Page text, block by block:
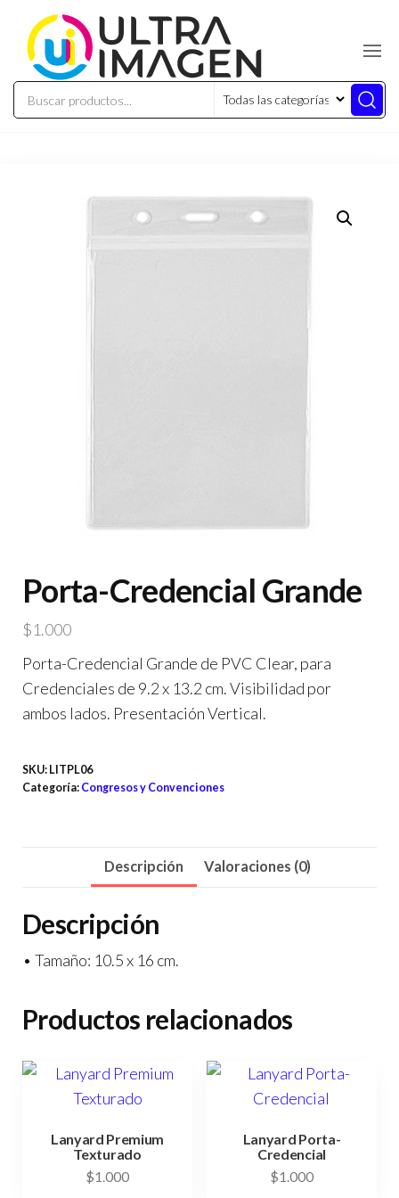
Porta-Credencial Grande
$1.000
Porta-Credencial Grande de PVC Clear, para
Credenciales de 9.2 x 13.2 cm. Visibilidad por
ambos lados. Presentación Vertical.
SKU: LITPL06
Categoría: Congresos y Convenciones
Descripción Valoraciones (0)
Descripción
• Tamaño: 10.5 x 16 cm.
Productos relacionados
Lanyard Premium
Texturado
$1.000
Lanyard Porta-
Credencial
$1.000